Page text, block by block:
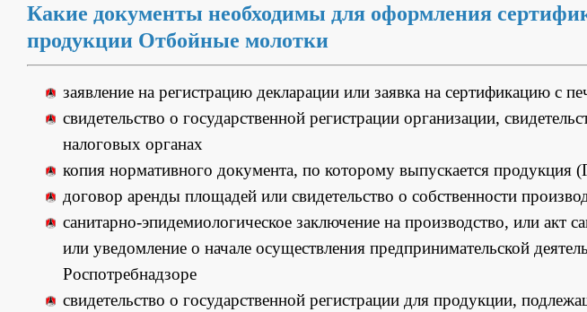
Какие документы необходимы для оформления
продукции Отбойные молотки
заявление на регистрацию декларации или заявка на сертификацию с
свидетельство о государственной регистрации организации,
налоговых органах
копия нормативного документа, по которому выпускается
договор аренды площадей или свидетельство о собственности
санитарно-эпидемиологическое заключение на производство, или акт
или уведомление о начале осуществления предпринимательской
Роспотребнадзоре
свидетельство о государственной регистрации для продукции,